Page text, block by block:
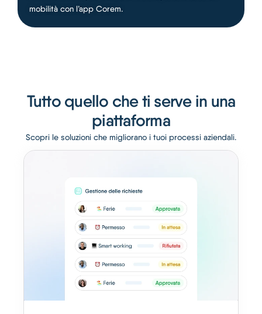
mobilità con l’app Corem.
Tutto quello che ti serve in una
piattaforma
Scopri le soluzioni che migliorano i tuoi processi aziendali.